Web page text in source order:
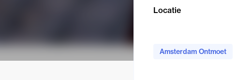
Locatie
Amsterdam Ontmoet